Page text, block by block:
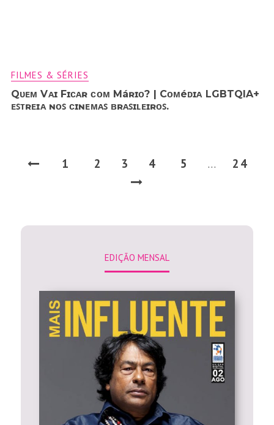
FILMES & SÉRIES
Qᴜᴇᴍ Vᴀɪ Fɪᴄᴀʀ ᴄᴏᴍ Máʀɪᴏ? | Cᴏᴍéᴅɪᴀ LGBTQIA+
ᴇꜱᴛʀᴇɪᴀ ɴᴏꜱ ᴄɪɴᴇᴍᴀꜱ ʙʀᴀꜱɪʟᴇɪʀᴏꜱ.
1 2 3 4 5 … 24
EDIÇÃO MENSAL